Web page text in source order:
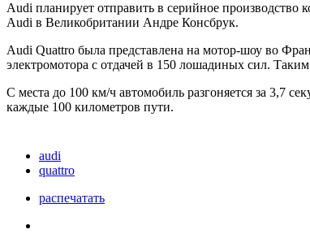
Audi планирует отправить в серийное
Audi в Великобритании Андре Консбрук.
Audi Quattro была представлена на мотор-шоу во
электромотора с отдачей в 150 лошадиных сил.
С места до 100 км/ч автомобиль разгоняется за 3,7
каждые 100 километров пути.
audi
quattro
распечатать